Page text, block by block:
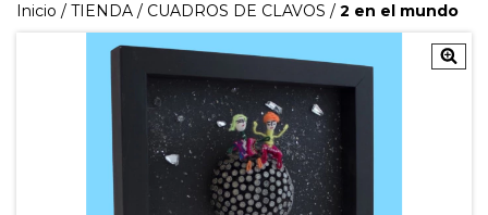
Inicio / TIENDA / CUADROS DE CLAVOS / 2 en el mundo